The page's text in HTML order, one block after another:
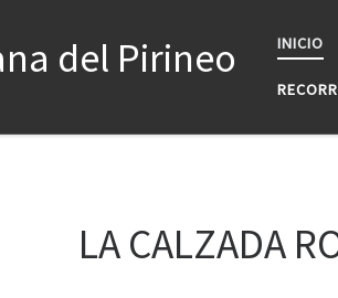
del Pirineo INICIO
LA CALZADA